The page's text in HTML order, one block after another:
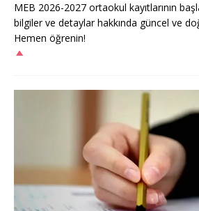
MEB 2026-2027 ortaokul kayıtlarının
bilgiler ve detaylar hakkında güncel ve
Hemen öğrenin!